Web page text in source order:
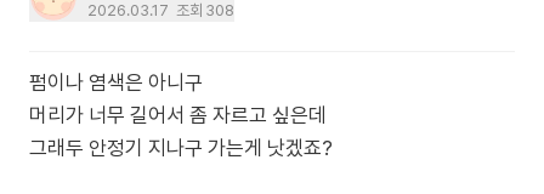
2026.03.17 조회 308
펌이나 염색은 아니구
머리가 너무 길어서 좀 자르고 싶은데
그래두 안정기 지나구 가는게 낫겠죠?